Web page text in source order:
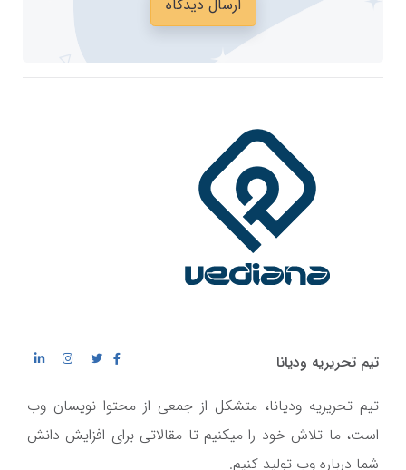
ارسال دیدگاه
تیم تحریریه ودیانا
تیم تحریریه ودیانا، متشکل از جمعی از محتوا نویسان وب
است، ما تلاش خود را میکنیم تا مقالاتی برای افزایش دانش
شما درباره وب تولید کنیم.